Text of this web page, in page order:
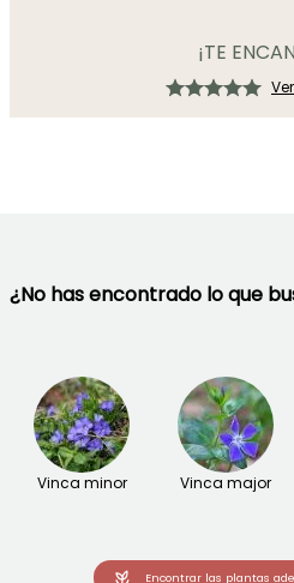
¡TE
¿No has encontrado lo que
Vinca minor Vinca major
Encontrar las plantas